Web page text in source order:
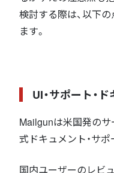
検討する際は、以下
ます。
UI・サポート・
Mailgunは米国発のサ
式ドキュメント・サ
国内ユーザーのレビ